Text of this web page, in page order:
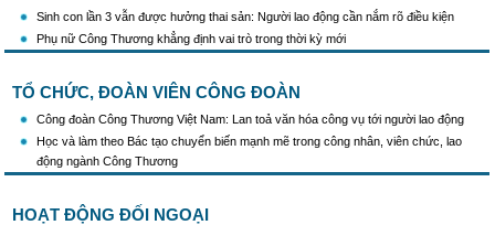
Sinh con lần 3 vẫn được hưởng thai sản: Người lao động cần nắm rõ điều kiện
Phụ nữ Công Thương khẳng định vai trò trong thời kỳ mới
TỔ CHỨC, ĐOÀN VIÊN CÔNG ĐOÀN
Công đoàn Công Thương Việt Nam: Lan toả văn hóa công vụ tới người lao động
Học và làm theo Bác tạo chuyển biến mạnh mẽ trong công nhân, viên chức, lao
động ngành Công Thương
HOẠT ĐỘNG ĐỐI NGOẠI